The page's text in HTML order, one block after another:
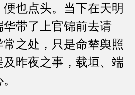
也点头。当下在天明
带了上官锦前去请
之处，只是命辇舆照
昨夜之事，载垣、端